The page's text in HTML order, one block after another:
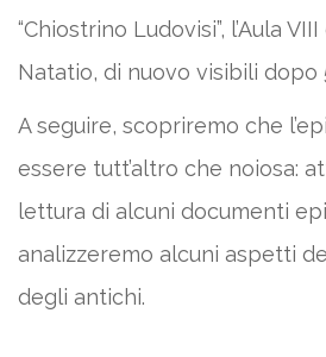
“Chiostrino Ludovisi”, l’Aula
Natatio, di nuovo visibili dopo
A seguire, scopriremo che
essere tutt’altro che noiosa:
lettura di alcuni documenti
analizzeremo alcuni aspetti
degli antichi.